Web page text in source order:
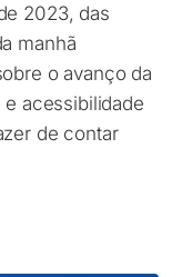
2023, das
manhã
o avanço da
acessibilidade
de contar